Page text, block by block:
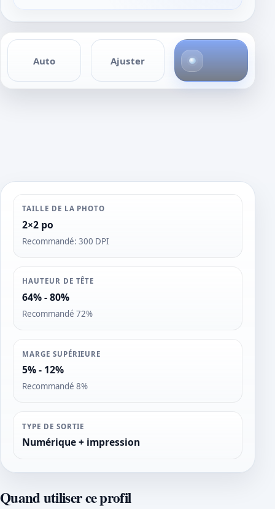
Auto Ajuster
h
TAILLE DE LA PHOTO
2×2 po
Recommandé: 300 DPI
HAUTEUR DE TÊTE
64% - 80%
Recommandé 72%
MARGE SUPÉRIEURE
5% - 12%
Recommandé 8%
TYPE DE SORTIE
Numérique + impression
Quand utiliser ce profil